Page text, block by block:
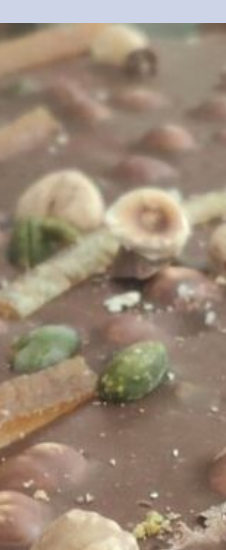
Macaron Pistache
Macaron Abricot Amande
7 mars 2022
Macaron Caramel